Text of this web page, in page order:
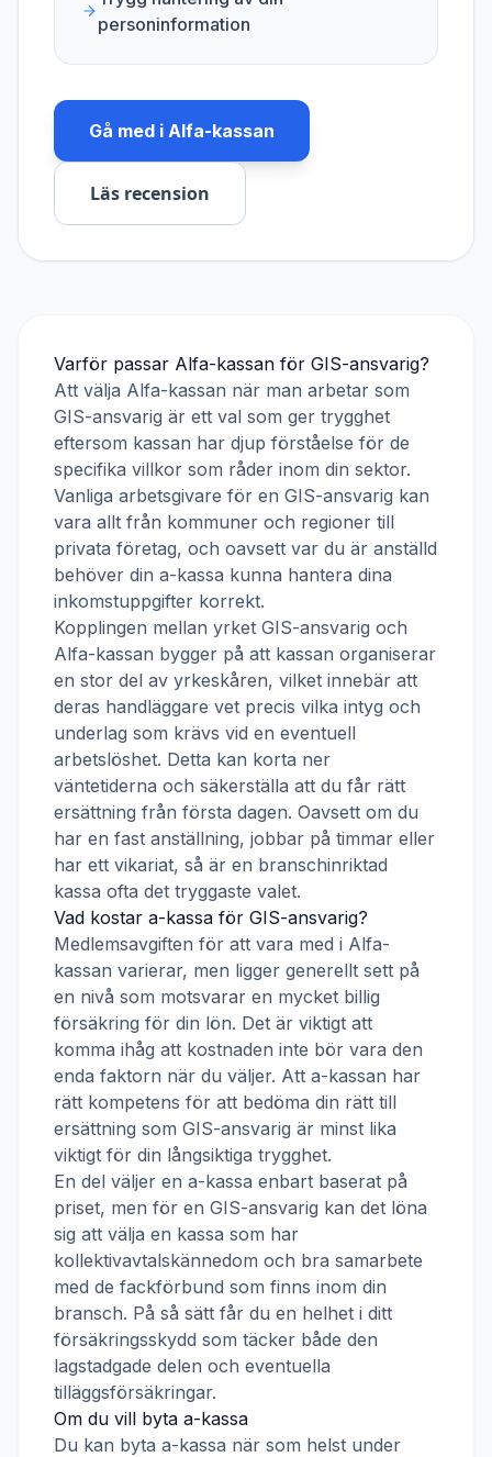
personinformation
Gå med i Alfa-kassan
Läs recension
Varför passar Alfa-kassan för GIS-ansvarig?
Att välja Alfa-kassan när man arbetar som
GIS-ansvarig är ett val som ger trygghet
eftersom kassan har djup förståelse för de
specifika villkor som råder inom din sektor.
Vanliga arbetsgivare för en GIS-ansvarig kan
vara allt från kommuner och regioner till
privata företag, och oavsett var du är anställd
behöver din a-kassa kunna hantera dina
inkomstuppgifter korrekt.
Kopplingen mellan yrket GIS-ansvarig och
Alfa-kassan bygger på att kassan organiserar
en stor del av yrkeskåren, vilket innebär att
deras handläggare vet precis vilka intyg och
underlag som krävs vid en eventuell
arbetslöshet. Detta kan korta ner
väntetiderna och säkerställa att du får rätt
ersättning från första dagen. Oavsett om du
har en fast anställning, jobbar på timmar eller
har ett vikariat, så är en branschinriktad
kassa ofta det tryggaste valet.
Vad kostar a-kassa för GIS-ansvarig?
Medlemsavgiften för att vara med i Alfa-
kassan varierar, men ligger generellt sett på
en nivå som motsvarar en mycket billig
försäkring för din lön. Det är viktigt att
komma ihåg att kostnaden inte bör vara den
enda faktorn när du väljer. Att a-kassan har
rätt kompetens för att bedöma din rätt till
ersättning som GIS-ansvarig är minst lika
viktigt för din långsiktiga trygghet.
En del väljer en a-kassa enbart baserat på
priset, men för en GIS-ansvarig kan det löna
sig att välja en kassa som har
kollektivavtalskännedom och bra samarbete
med de fackförbund som finns inom din
bransch. På så sätt får du en helhet i ditt
försäkringsskydd som täcker både den
lagstadgade delen och eventuella
tilläggsförsäkringar.
Om du vill byta a-kassa
Du kan byta a-kassa när som helst under